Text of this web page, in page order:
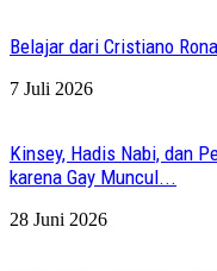
Belajar dari Cristiano
7 Juli 2026
Kinsey, Hadis Nabi, dan
karena Gay Muncul...
28 Juni 2026